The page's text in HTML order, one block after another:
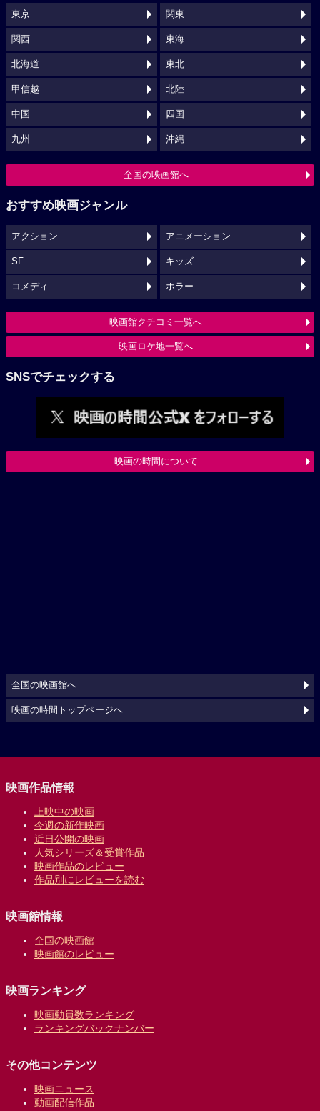
東京 関東
関西 東海
北海道 東北
甲信越 北陸
中国 四国
九州 沖縄
全国の映画館へ
おすすめ映画ジャンル
アクション アニメーション
SF キッズ
コメディ ホラー
映画館クチコミ一覧へ
映画ロケ地一覧へ
SNSでチェックする
映画の時間について
全国の映画館へ
映画の時間トップページへ
映画作品情報
上映中の映画
今週の新作映画
近日公開の映画
人気シリーズ＆受賞作品
映画作品のレビュー
作品別にレビューを読む
映画館情報
全国の映画館
映画館のレビュー
映画ランキング
映画動員数ランキング
ランキングバックナンバー
その他コンテンツ
映画ニュース
動画配信作品